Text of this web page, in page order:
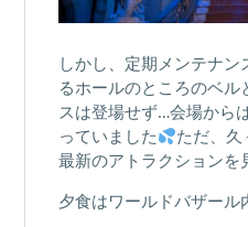
しかし、定期メンテナ
るホールのところのベル
スは登場せず…会場から
っていました
ただ、久
最新のアトラクションを
夕食はワールドバザール